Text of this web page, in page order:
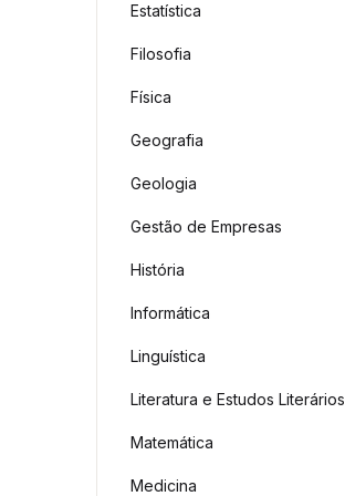
Estatística
Filosofia
Física
Geografia
Geologia
Gestão de Empresas
História
Informática
Linguística
Literatura e Estudos Literários
Matemática
Medicina